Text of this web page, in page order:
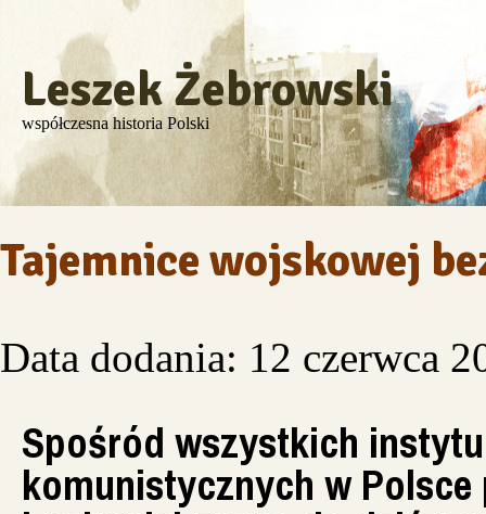
Leszek Żebrowski
współczesna historia Polski
Tajemnice wojskowej
Data dodania: 12 czerwca
Spośród wszystkich
komunistycznych w